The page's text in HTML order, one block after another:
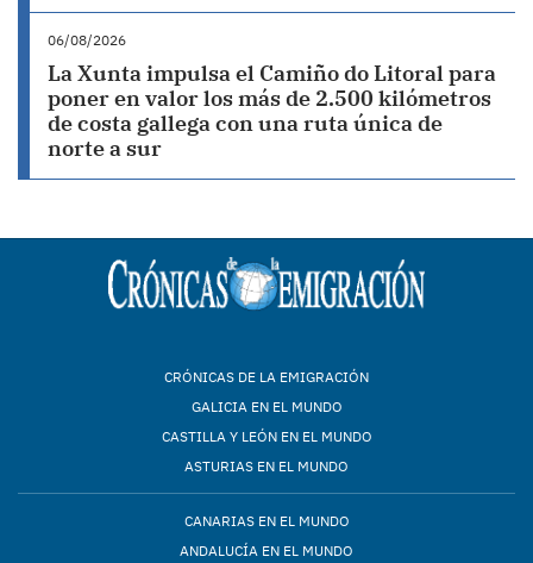
06/08/2026
La Xunta impulsa el Camiño do Litoral para
poner en valor los más de 2.500 kilómetros
de costa gallega con una ruta única de
norte a sur
CRÓNICAS DE LA EMIGRACIÓN
GALICIA EN EL MUNDO
CASTILLA Y LEÓN EN EL MUNDO
ASTURIAS EN EL MUNDO
CANARIAS EN EL MUNDO
ANDALUCÍA EN EL MUNDO